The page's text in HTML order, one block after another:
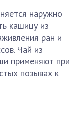
наружно
кашицу из
ран и
Чай из
применяют при
позывах к